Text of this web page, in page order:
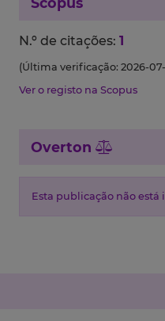
N.º de citações: 1
(Última verificação: 2026-07-
Ver o registo na Scopus
Overton
Esta publicação não está